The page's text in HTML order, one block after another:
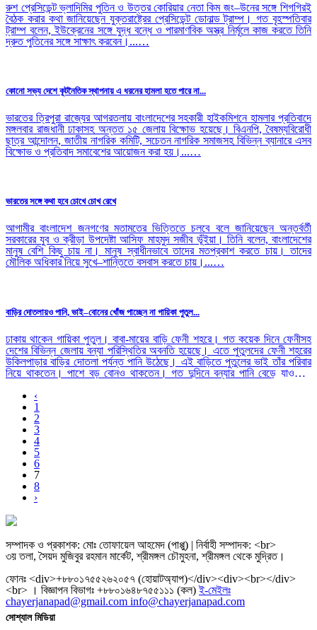
রুশ প্রেসিডেন্ট ভ্লাদিমির পুতিন ও উত্তর কোরিয়ার নেতা কিম জং–উনের সঙ্গে শিগগিরই
বৈঠক করার কথা জানিয়েছেন যুক্তরাষ্ট্রের প্রেসিডেন্ট ডোনাল্ড ট্রাম্প। গত বৃহস্পতিবার
ট্রাম্প বলেন, ইউক্রেনের সঙ্গে যুদ্ধ বন্ধে ও পারমাণবিক অস্ত্র নির্মূলে কাজ করতে তিনি
দ্রুত পুতিনের সঙ্গে সাক্ষাৎ করবেন।...…
কোনো সভ্য দেশে কূটনৈতিক স্থাপনায় এ ধরনের হামলা হতে পারে না...
ভারতের ত্রিপুরা রাজ্যের আগরতলায় বাংলাদেশের সহকারী হাইকমিশনে হামলার প্রতিবাদে
মঙ্গলবার রাজধানী ঢাকাসহ অন্তত ১৫ জেলায় বিক্ষোভ হয়েছে। বিএনপি, বৈষম্যবিরোধী
ছাত্র আন্দোলন, জাতীয় নাগরিক কমিটি, সচেতন নাগরিক সমাজসহ বিভিন্ন ব্যানারে এসব
বিক্ষোভ ও প্রতিবাদ সমাবেশের আয়োজন করা হয়।...…
ভারতের সঙ্গে কথা হবে চোখে চোখ রেখে
আগামীর বাংলাদেশ জনগণের মতামতের ভিত্তিতে চলবে বলে জানিয়েছেন অন্তর্বর্তী
সরকারের যুব ও ক্রীড়া উপদেষ্টা আসিফ মাহমুদ সজীব ভূঁইয়া। তিনি বলেন, বাংলাদেশের
মানুষ বেশি কিছু চায় না। মানুষ স্বাধীনভাবে তাদের মতপ্রকাশ করতে চায়। তাদের
মৌলিক অধিকার নিয়ে সুখে–শান্তিতে বসবাস করতে চায়।...…
বাড়ির দোতলায়ও পানি, ভাই–বোনের খোঁজ পাচ্ছেন না গায়িকা পুতুল...
ঢাকায় থাকেন গায়িকা পুতুল। বাবা-মায়ের বাড়ি ফেনী শহরে। গত কয়েক দিনে ফেনীসহ
দেশের বিভিন্ন জেলায় বন্যা পরিস্থিতির অবনতি হয়েছে। এতে পুতুলদের ফেনী শহরের
উকিলপাড়ার বাড়ির দোতলা পর্যন্ত পানি উঠেছে। এই বাড়িতে পুতুলের ভাই তাঁর পরিবার
নিয়ে থাকতেন। পাশে বড় বোনও থাকতেন। গত দুদিনে বন্যার পানি বেড়ে যাওয়াতে
‹
1
2
3
4
5
6
7
8
›
সম্পাদক ও প্রকাশক: মোঃ তোফায়েল আহমেদ (পাপ্পু) | নির্বাহী সম্পাদক: <br>
৩য় তলা, সৈয়দ মুজিবুর রহমান মার্কেট, শ্রীমঙ্গল চৌমুহনা, শ্রীমঙ্গল থেকে মুদ্রিত।
ফোনঃ <div>+৮৮০১৭৫৫২৬২০৫৭ (হোয়াটঅ্যাপ)</div><div><br></div>
<br> । বিজ্ঞাপন বিভাগঃ +৮৮০১৬৪৮৭৫৫১১১ (কল)ই-মেইলঃ
chayerjanapad@gmail.com info@chayerjanapad.com
সোশ্যাল মিডিয়া